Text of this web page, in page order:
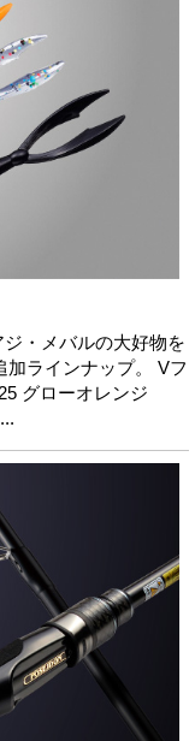
・メバルの大好物を
加ラインナップ。 Vフ
グローオレンジ